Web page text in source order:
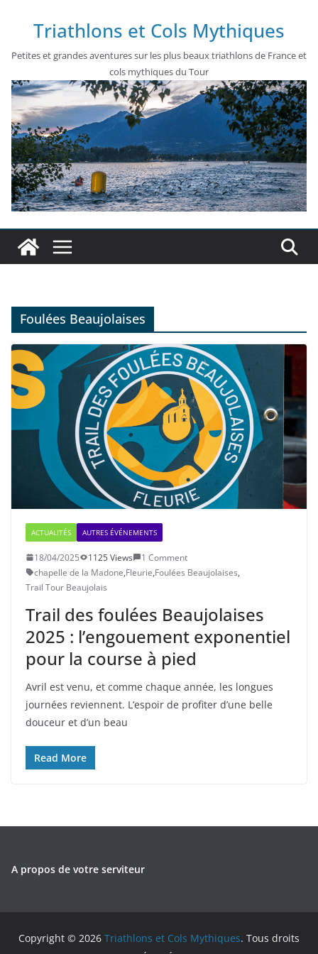
contenu
Triathlons et Cols Mythiques
Petites et grandes aventures sur les plus beaux triathlons de France et
cols mythiques du Tour
Foulées Beaujolaises
ACTUALITÉS AUTRES ÉVÉNEMENTS
18/04/2025 1125 Views
1 Comment
chapelle de la Madone,Fleurie,Foulées Beaujolaises,
Trail Tour Beaujolais
Trail des foulées Beaujolaises
2025 : l’engouement exponentiel
pour la course à pied
Avril est venu, et comme chaque année, les longues
journées reviennent. L’espoir de profiter d’une belle
douceur et d’un beau
Read More
A propos de votre serviteur
Copyright © 2026 Triathlons et Cols Mythiques. Tous droits